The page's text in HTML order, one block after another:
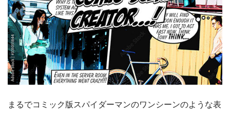
まるでコミック版スパイダーマンのワンシーンのような表